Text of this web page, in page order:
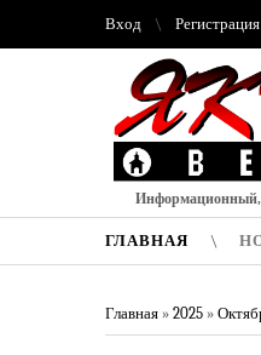
Вход Регистрация
Информационный,
ГЛАВНАЯ
Главная » 2025 »